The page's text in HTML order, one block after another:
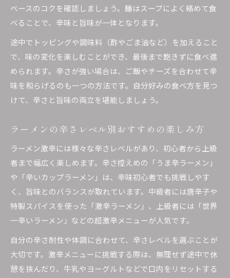
ベースのコクを確認しましょう。麺はスープによく絡めて食
べることで、辛味と旨味が一体となります。
途中でトッピングや調味料（酢やごま油など）を加えること
で、味の変化を楽しむことができ、最後まで飽きずに食べ進
められます。辛さが強い場合は、ご飯やチーズを合わせて辛
味を和らげるのも一つの方法です。自分好みの食べ方を見つ
けて、辛さと旨味の両立を堪能しましょう。
ラーメンの辛さレベル別おすすめの楽しみ方
ラーメン激辛には様々な辛さレベルがあり、初心者から上級
者まで幅広く楽しめます。辛さ控えめの「うま辛ラーメン」
や「辛いカップラーメン」は、辛味初心者でも挑戦しやす
く、旨味とのバランスが取れています。中級者には唐辛子や
特製スパイスを使った「激辛ラーメン」、上級者には「世界
一辛いラーメン」などの超激辛メニューが人気です。
自分の辛さ耐性や体調に合わせて、辛さレベルを選ぶことが
大切です。激辛メニューに挑戦する際は、無理せず途中で休
憩を挟んだり、牛乳やヨーグルトなどで口内をリセットする